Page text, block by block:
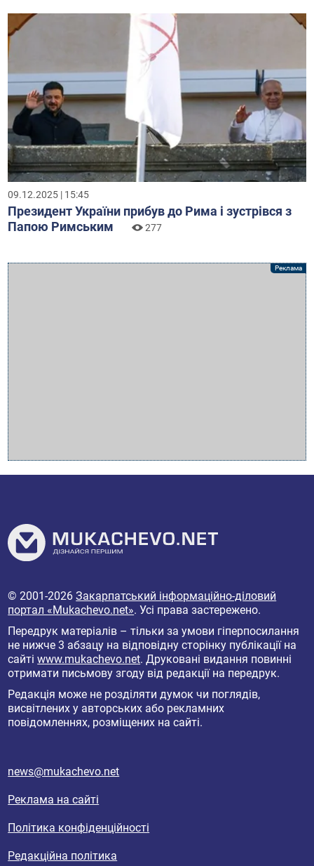
09.12.2025 | 15:45
Президент України прибув до Рима і зустрівся з
Папою Римським
277
© 2001-2026Закарпатський інформаційно-діловий
портал «Mukachevo.net». Усі права застережено.
Передрук матеріалів – тільки за умови гіперпосилання
не нижче 3 абзацу на відповідну сторінку публікації на
сайтіwww.mukachevo.net. Друковані видання повинні
отримати письмову згоду від редакції на передрук.
Редакція може не розділяти думок чи поглядів,
висвітлених у авторських або рекламних
повідомленнях, розміщених на сайті.
news@mukachevo.net
Реклама на сайті
Політика конфіденційності
Редакційна політика